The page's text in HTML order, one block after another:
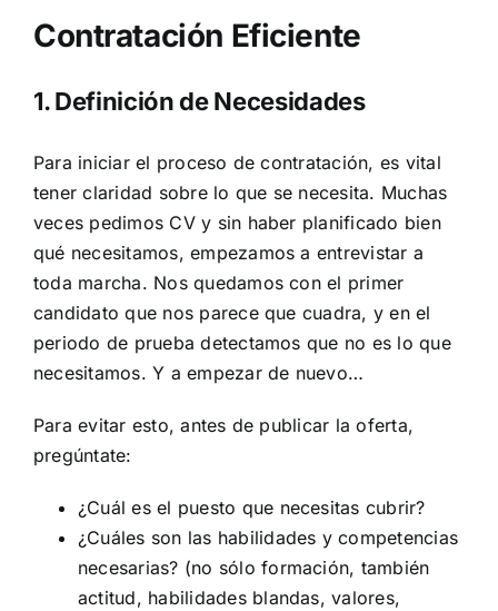
Contratación Eficiente
1. Definición de Necesidades
Para iniciar el proceso de contratación, es vital
tener claridad sobre lo que se necesita. Muchas
veces pedimos CV y sin haber planificado bien
qué necesitamos, empezamos a entrevistar a
toda marcha. Nos quedamos con el primer
candidato que nos parece que cuadra, y en el
periodo de prueba detectamos que no es lo que
necesitamos. Y a empezar de nuevo…
Para evitar esto, antes de publicar la oferta,
pregúntate:
¿Cuál es el puesto que necesitas cubrir?
¿Cuáles son las habilidades y competencias
necesarias? (no sólo formación, también
actitud, habilidades blandas, valores,